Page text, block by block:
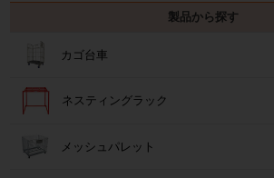
製品から探す
カゴ台車
ネスティングラック
メッシュパレット